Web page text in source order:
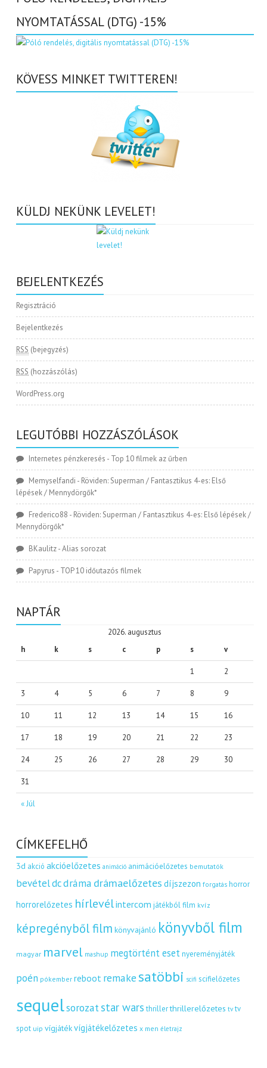
NYOMTATÁSSAL (DTG) -15%
KÖVESS MINKET TWITTEREN!
KÜLDJ NEKÜNK LEVELET!
BEJELENTKEZÉS
Regisztráció
Bejelentkezés
RSS (bejegyzés)
RSS (hozzászólás)
WordPress.org
LEGUTÓBBI HOZZÁSZÓLÁSOK
Internetes pénzkeresés - Top 10 filmek az űrben
Memyselfandi - Röviden: Superman / Fantasztikus 4-es: Első
lépések / Mennydörgők*
Frederico88 - Röviden: Superman / Fantasztikus 4-es: Első lépések /
Mennydörgők*
BKaulitz-Alias sorozat
Papyrus - TOP 10 időutazós filmek
NAPTÁR
2026. augusztus
h
k s c p s v
« Júl
1 2
3 4 5 6 7 8 9
10 11 12 13 14 15 16
17 18 19 20 21 22 23
24 25 26 27 28 29 30
31
CÍMKEFELHŐ
3d akció akcióelőzetes animáció animációelőzetes bemutatók
bevételdcdráma drámaelőzetes díjszezon forgatás horror
horrorelőzetes hírlevélintercom játékból film kvíz
képregényből film könyvajánló könyvből film
magyar marvel mashup megtörtént eset nyereményjáték
poén pókember reboot remakesatöbbi scifi scifielőzetes
sequelsorozatstar wars thriller thrillerelőzetes tv tv
spot uip vígjátékvígjátékelőzetes x men életrajz